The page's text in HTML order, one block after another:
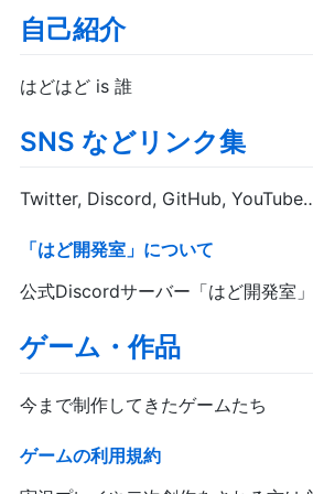
自己紹介
はどはど is 誰
SNS などリンク集
Twitter, Discord, GitHub,
「はど開発室」について
公式Discordサーバー「はど開発室」
ゲーム・作品
今まで制作してきたゲームたち
ゲームの利用規約